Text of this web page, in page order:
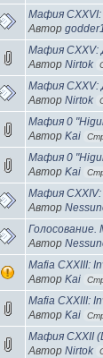
Мафия CXXVI:
Автор
Мафия CXXV:
АвторNirtok
Мафия CXXV:
АвторNirtok
Мафия 0
АвторKai
Мафия 0
АвторKai
Мафия
Автор
Голосование.
Автор
Mafia CXXIII:
АвторKai
Mafia CXXIII:
АвторKai
Мафия CXXII
АвторNirtok